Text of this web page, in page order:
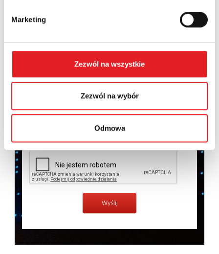
Marketing
Zezwól na wszystkie
Zezwól na wybór
Odmowa
Wyrażam zgodę na przetwarzanie moich danych
osobowych przez Relpol S.A. Więcej informacji na
temat przetwarzania danych osobowych w
prywatności.*
Zapoznałem z treściąPolityki Prywatności